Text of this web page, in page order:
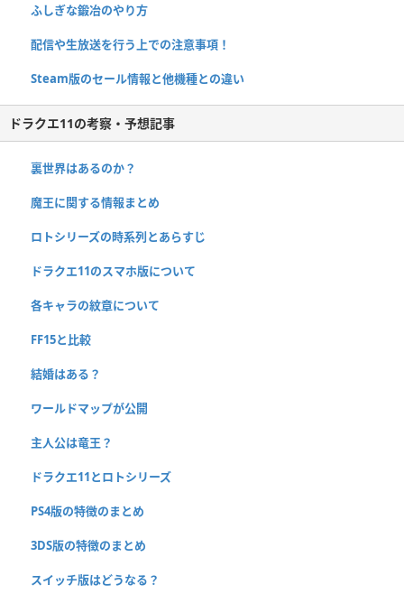
ふしぎな鍛冶のやり方
配信や生放送を行う上での注意事項！
Steam版のセール情報と他機種との違い
ドラクエ11の考察・予想記事
裏世界はあるのか？
魔王に関する情報まとめ
ロトシリーズの時系列とあらすじ
ドラクエ11のスマホ版について
各キャラの紋章について
FF15と比較
結婚はある？
ワールドマップが公開
主人公は竜王？
ドラクエ11とロトシリーズ
PS4版の特徴のまとめ
3DS版の特徴のまとめ
スイッチ版はどうなる？